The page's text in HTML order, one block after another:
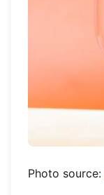
Photo source: